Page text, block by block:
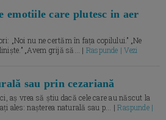
emotiile care plutesc in aer
„Noi nu ne certăm în fața copilului.” „Ne
„Avem grijă să... | Raspunde | Vezi
sau prin cezariană
aș vrea să știu dacă cele care au născut la
ați ales: nașterea naturală sau p... |Raspunde |